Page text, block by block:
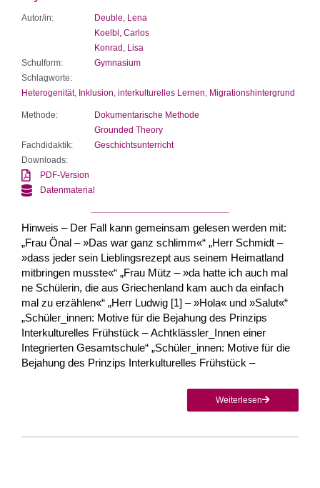
Autor/in:
Deuble, Lena
Koelbl, Carlos
Konrad, Lisa
Schulform:
Gymnasium
Schlagworte:
Heterogenität, Inklusion interkulturelles Lernen Migrationshintergrund
Methode:
Dokumentarische Methode
Grounded Theory
Fachdidaktik:
Geschichtsunterricht
Downloads:
PDF-Version
Datenmaterial
Hinweis – Der Fall kann gemeinsam gelesen werden mit:
„Frau Önal – »Das war ganz schlimm«“ „Herr Schmidt –
»dass jeder sein Lieblingsrezept aus seinem Heimatland
mitbringen musste«“ „Frau Mütz – »da hatte ich auch mal
ne Schülerin, die aus Griechenland kam auch da einfach
mal zu erzählen«“ „Herr Ludwig [1] – »Hola« und »Salut«“
„Schüler_innen: Motive für die Bejahung des Prinzips
Interkulturelles Frühstück – Achtklässler_Innen einer
Integrierten Gesamtschule“ „Schüler_innen: Motive für die
Bejahung des Prinzips Interkulturelles Frühstück –
Weiterlesen